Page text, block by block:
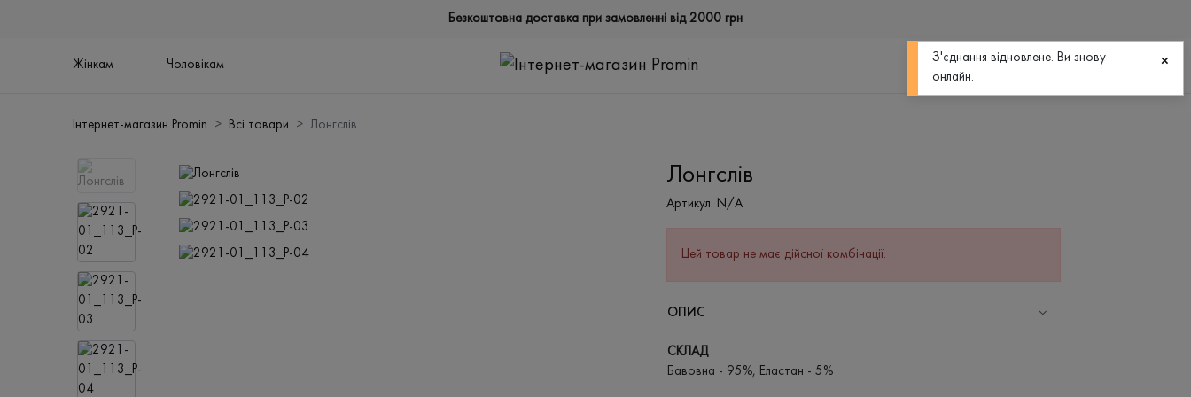
Безкоштовна доставка при замовленні від 2000 грн
Жінкам Чоловікам
0
Інтернет-магазин Promin Всі товари Лонгслів
Лонгслів
Артикул: N/A
Цей товар не має дійсної комбінації.
ОПИС
СКЛАД
Бавовна - 95%, Еластан - 5%
З'єднання відновлене. Ви знову
онлайн.